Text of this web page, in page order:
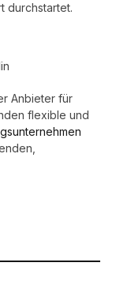
durchstartet.
Anbieter für
flexible und